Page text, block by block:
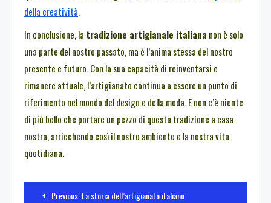
della creatività.
In conclusione, la tradizione artigianale italiana non è solo
una parte del nostro passato, ma è l’anima stessa del nostro
presente e futuro. Con la sua capacità di reinventarsi e
rimanere attuale, l’artigianato continua a essere un punto di
riferimento nel mondo del design e della moda. E non c’è niente
di più bello che portare un pezzo di questa tradizione a casa
nostra, arricchendo così il nostro ambiente e la nostra vita
quotidiana.
Navigazione
Previous:La storia dell’artigianato italiano